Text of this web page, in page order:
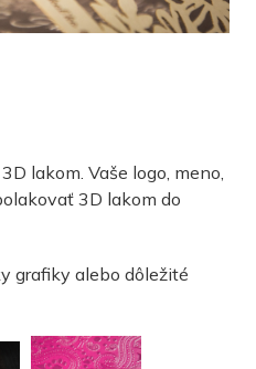
lakom. Vaše logo, meno,
3D lakom do
grafiky alebo dôležité